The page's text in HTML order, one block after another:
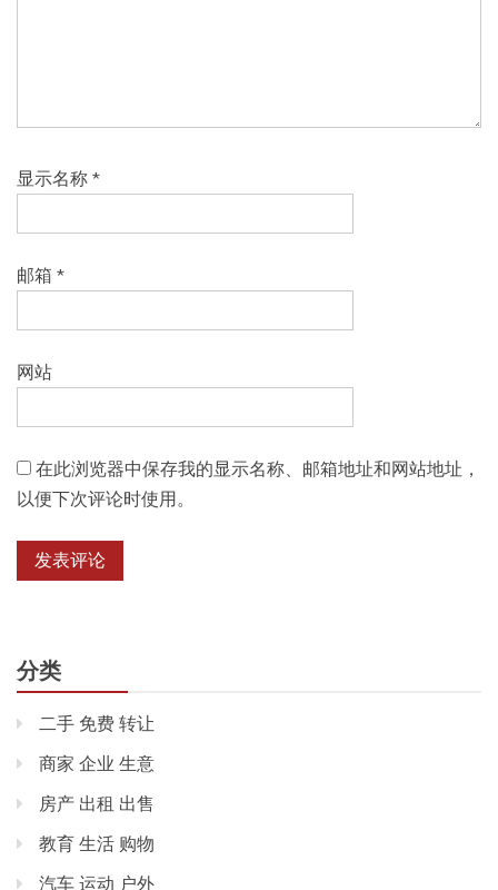
显示名称 *
邮箱 *
网站
在此浏览器中保存我的显示名称、邮箱地址和网站地址，
以便下次评论时使用。
分类
二手 免费 转让
商家 企业 生意
房产 出租 出售
教育 生活 购物
汽车 运动 户外